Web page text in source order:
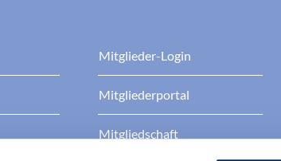
Mitglieder-Login
Mitgliederportal
Mitgliedschaft